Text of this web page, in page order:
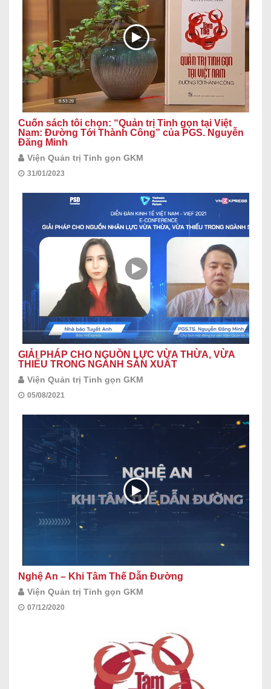
Cuốn sách tôi chọn: “Quản trị Tinh gọn tại Việt
Nam: Đường Tới Thành Công” của PGS. Nguyễn
Đăng Minh
Viện Quản trị Tinh gọn GKM
31/01/2023
GIẢI PHÁP CHO NGUỒN LỰC VỪA THỪA, VỪA
THIẾU TRONG NGÀNH SẢN XUẤT
Viện Quản trị Tinh gọn GKM
05/08/2021
Nghệ An – Khi Tâm Thế Dẫn Đường
Viện Quản trị Tinh gọn GKM
07/12/2020